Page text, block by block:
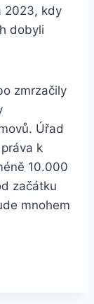
2023, kdy
dobyli
zmrzačily
Úřad
k
10.000
začátku
mnohem